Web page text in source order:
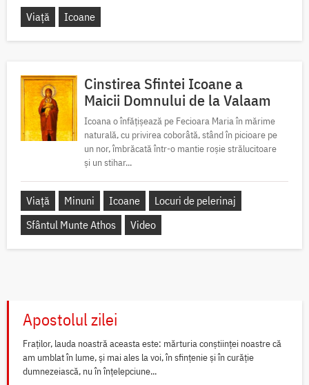
Viață Icoane
Cinstirea Sfintei Icoane a
Maicii Domnului de la Valaam
Icoana o înfățișează pe Fecioara Maria în mărime
naturală, cu privirea coborâtă, stând în picioare pe
un nor, îmbrăcată într-o mantie roșie strălucitoare
și un stihar...
Viață Minuni Icoane
Locuri de pelerinaj
Sfântul Munte Athos
Video
Apostolul zilei
Fraților, lauda noastră aceasta este: mărturia conștiinței noastre că
am umblat în lume, și mai ales la voi, în sfințenie și în curăție
dumnezeiască, nu în înțelepciune...